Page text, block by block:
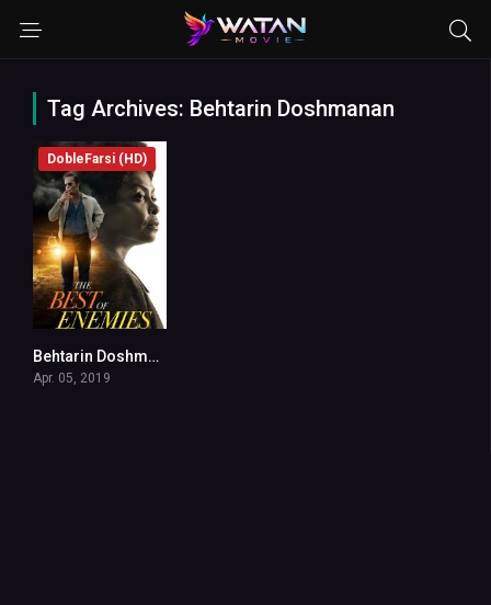
Tag Archives: Behtarin Doshmanan
7.3
DobleFarsi (HD)
Behtarin Doshmanan
Apr. 05, 2019